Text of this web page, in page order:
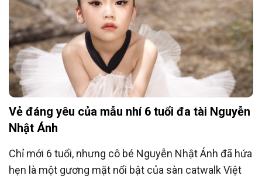
Vẻ đáng yêu của mẫu nhí 6 tuổi đa tài Nguyễn
Nhật Ánh
Chỉ mới 6 tuổi, nhưng cô bé Nguyễn Nhật Ánh đã hứa
hẹn là một gương mặt nổi bật của sàn catwalk Việt